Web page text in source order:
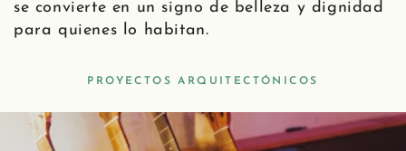
se convierte en un signo de belleza y dignidad
para quienes lo habitan.
PROYECTOS ARQUITECTÓNICOS